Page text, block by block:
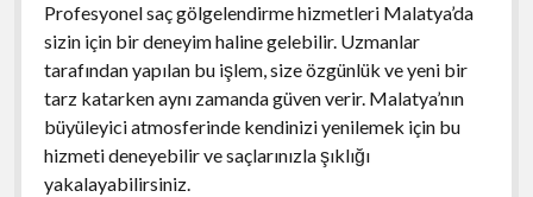
Profesyonel saç gölgelendirme hizmetleri Malatya’da
sizin için bir deneyim haline gelebilir. Uzmanlar
tarafından yapılan bu işlem, size özgünlük ve yeni bir
tarz katarken aynı zamanda güven verir. Malatya’nın
büyüleyici atmosferinde kendinizi yenilemek için bu
hizmeti deneyebilir ve saçlarınızla şıklığı
yakalayabilirsiniz.